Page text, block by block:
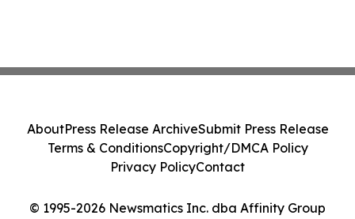
© 1995-2026 Newsmatics Inc. dba Affinity Group
AboutPress Release ArchiveSubmit Press Release
Terms & ConditionsCopyright/DMCA Policy
Privacy PolicyContact